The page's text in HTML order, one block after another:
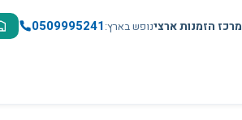
מרכז הזמנות ארצינופש בארץ 0509995241